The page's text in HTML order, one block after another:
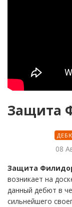
Защита
08
Защита
возникает на
данный дебют в
сильнейшего